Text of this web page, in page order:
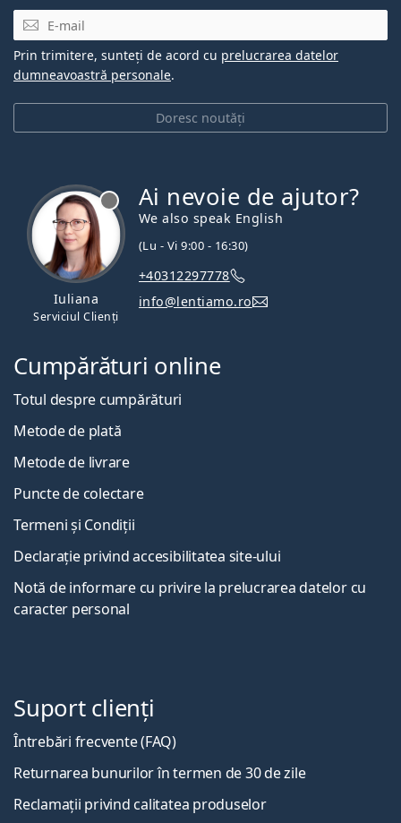
E-mail
Doresc noutăți
Prin trimitere, sunteți de acord cu prelucrarea datelor
dumneavoastră personale.
Iuliana
Serviciul Clienți
Ai nevoie de ajutor?
We also speak English
(Lu - Vi 9:00 - 16:30)
+40312297778
info@lentiamo.ro
Cumpărături online
Totul despre cumpărături
Metode de plată
Metode de livrare
Puncte de colectare
Termeni și Condiții
Declarație privind accesibilitatea site-ului
Notă de informare cu privire la prelucrarea datelor cu
caracter personal
Suport clienți
Întrebări frecvente (FAQ)
Returnarea bunurilor în termen de 30 de zile
Reclamații privind calitatea produselor